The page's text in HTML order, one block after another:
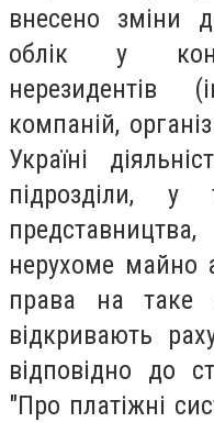
внесено зміни
облік у
нерезидентів
компаній,
Україні
підрозділи, у
нерухоме майно
права на таке
відкривають
відповідно до
"Про платіжні